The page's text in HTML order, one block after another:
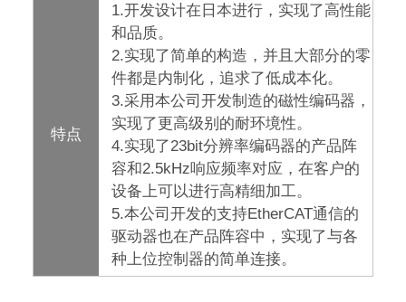
特点
1.开发设计在日本进行，实现了高性能
和品质。
2.实现了简单的构造，并且大部分的零
件都是内制化，追求了低成本化。
3.采用本公司开发制造的磁性编码器，
实现了更高级别的耐环境性。
4.实现了23bit分辨率编码器的产品阵
容和2.5kHz响应频率对应，在客户的
设备上可以进行高精细加工。
5.本公司开发的支持EtherCAT通信的
驱动器也在产品阵容中，实现了与各
种上位控制器的简单连接。